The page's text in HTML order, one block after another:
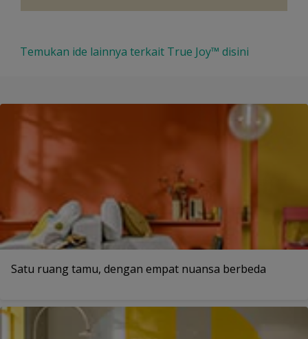
Temukan ide lainnya terkait True Joy™ disini
Satu ruang tamu, dengan empat nuansa berbeda